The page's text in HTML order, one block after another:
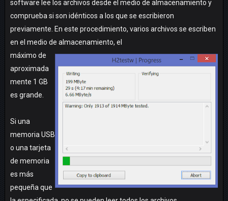
software lee los archivos desde el medio de almacenamiento y
comprueba si son idénticos a los que se escribieron
previamente. En este procedimiento, varios archivos se escriben
en el medio de almacenamiento, el
máximo de
aproximada
mente 1 GB
es grande.
Si una
memoria USB
o una tarjeta
de memoria
es más
pequeña que